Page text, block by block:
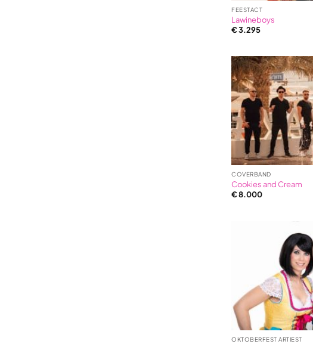
FEESTACT
Lawineboys
€3.295
COVERBAND
Cookies and Cream
€8.000
OKTOBERFEST ARTIEST